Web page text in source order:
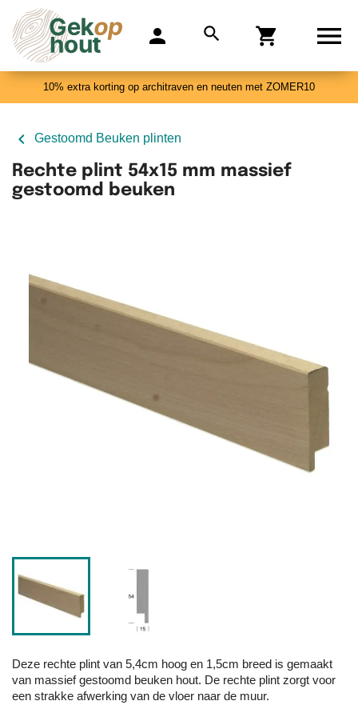
10% extra korting op architraven en neuten met ZOMER10
person search shopping_cart 
 Gestoomd Beuken plinten
Rechte plint 54x15 mm massief
gestoomd beuken
Deze rechte plint van 5,4cm hoog en 1,5cm breed is gemaakt
van massief gestoomd beuken hout. De rechte plint zorgt voor
een strakke afwerking van de vloer naar de muur.